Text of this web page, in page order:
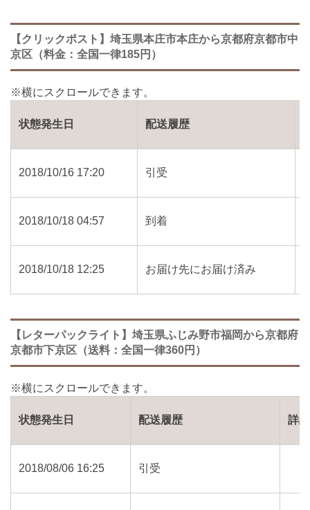
【クリックポスト】埼玉県本庄市本庄から京都府京都市中
京区（料金：全国一律185円）
状態発生日 配送履歴
2018/10/16 17:20 引受
2018/10/18 04:57 到着
2018/10/18 12:25 お届け先にお届け済み
【レターパックライト】埼玉県ふじみ野市福岡から京都府
京都市下京区（送料：全国一律360円）
状態発生日 配送履歴 詳細
2018/08/06 16:25 引受